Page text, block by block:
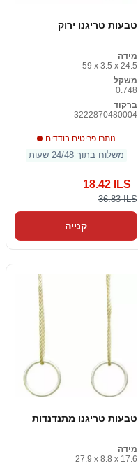
טבעות טריגנו ירוק
מידה
59 x 3.5 x 24.5
משקל
0.748
ברקוד
3222870480004
נותרו פריטים בודדים
משלוח בתוך 24/48 שעות
18.42 ILS
36.83 ILS
קנייה
טבעות טריגנו מתנדנדות
מידה
27.9 x 8.8 x 17.6